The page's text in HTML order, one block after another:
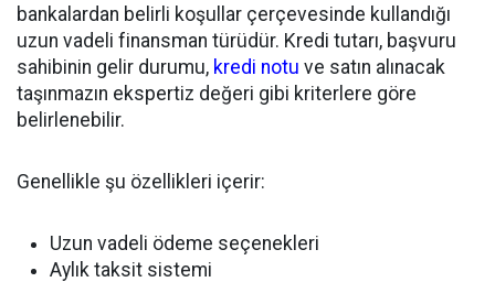
bankalardan belirli koşullar çerçevesinde kullandığı
uzun vadeli finansman türüdür. Kredi tutarı, başvuru
sahibinin gelir durumu, kredi notu ve satın alınacak
taşınmazın ekspertiz değeri gibi kriterlere göre
belirlenebilir.
Genellikle şu özellikleri içerir:
Uzun vadeli ödeme seçenekleri
Aylık taksit sistemi